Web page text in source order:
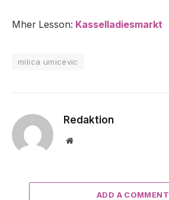
Mher Lesson: Kasselladiesmarkt
milica umicevic
Redaktion
Website
ADD A COMMENT